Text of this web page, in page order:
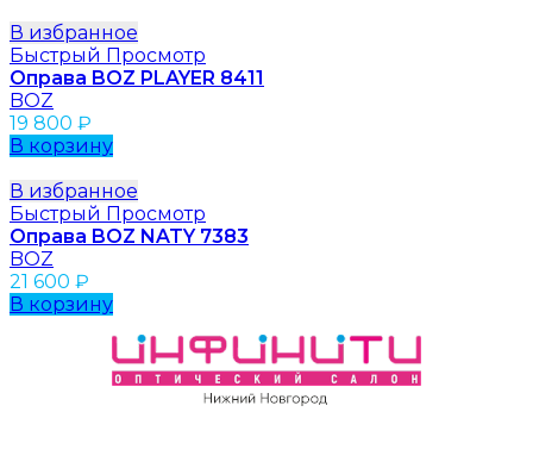
В избранное
Быстрый Просмотр
Оправа BOZ PLAYER 8411
BOZ
19 800 ₽
В корзину
В избранное
Быстрый Просмотр
Оправа BOZ NATY 7383
BOZ
21 600 ₽
В корзину